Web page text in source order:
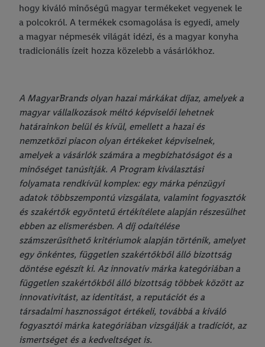
hogy kiváló minőségű magyar termékeket vegyenek le
a polcokról. A termékek csomagolása is egyedi, amely
a magyar népmesék világát idézi, és a magyar konyha
tradicionális ízeit hozza közelebb a vásárlókhoz.
A MagyarBrands olyan hazai márkákat díjaz, amelyek a
magyar vállalkozások méltó képviselői lehetnek
határainkon belül és kívül, emellett a hazai és
nemzetközi piacon olyan értékeket képviselnek,
amelyek a vásárlók számára a megbízhatóságot és a
minőséget tanúsítják. A Program kiválasztási
folyamata rendkívül komplex: egy márka pénzügyi
adatok többszempontú vizsgálata, valamint fogyasztók
és szakértők egyöntetű értékítélete alapján részesülhet
ebben az elismerésben. A díj odaítélése
számszerűsíthető kritériumok alapján történik, amelyet
egy önkéntes, független szakértőkből álló bizottság
döntése egészít ki. Az innovatív márka kategóriában a
független szakértőkből álló bizottság többek között az
innovativitást, az identitást, a reputációt és a
társadalmi hasznosságot értékeli, továbbá a kiváló
fogyasztói márka kategóriában vizsgálják a tradíciót, az
ismertséget és a kedveltséget is.